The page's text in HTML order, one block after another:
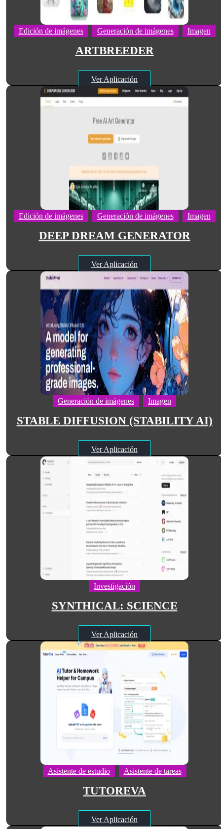
Edición de imágenes Generación de imágenes Imagen
ARTBREEDER
Ver Aplicación
Edición de imágenes Generación de imágenes Imagen
DEEP DREAM GENERATOR
Ver Aplicación
Generación de imágenes Imagen
STABLE DIFFUSION (STABILITY AI)
Ver Aplicación
Investigación
SYNTHICAL: SCIENCE
Ver Aplicación
Asistente de estudio Asistente de tareas
TUTOREVA
Ver Aplicación